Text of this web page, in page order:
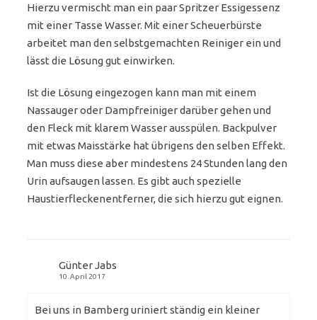
Hierzu vermischt man ein paar Spritzer Essigessenz
mit einer Tasse Wasser. Mit einer Scheuerbürste
arbeitet man den selbstgemachten Reiniger ein und
lässt die Lösung gut einwirken.
Ist die Lösung eingezogen kann man mit einem
Nassauger oder Dampfreiniger darüber gehen und
den Fleck mit klarem Wasser ausspülen. Backpulver
mit etwas Maisstärke hat übrigens den selben Effekt.
Man muss diese aber mindestens 24 Stunden lang den
Urin aufsaugen lassen. Es gibt auch spezielle
Haustierfleckenentferner, die sich hierzu gut eignen.
Günter Jabs
10. April 2017
Bei uns in Bamberg uriniert ständig ein kleiner